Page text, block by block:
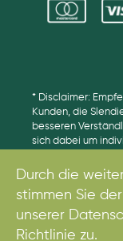
* Disclaimer:
Kunden, die
besseren
sich dabei um
© 2017. Alle
Durch die
stimmen Sie
unserer
Richtlinie zu.